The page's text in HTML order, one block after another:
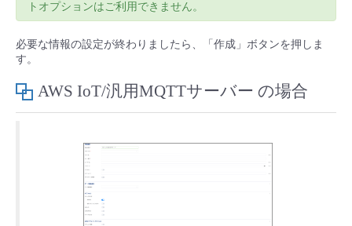
トオプションはご利用できません。
必要な情報の設定が終わりましたら、「作成」ボタンを押しま
す。
AWS IoT/汎用MQTTサーバー の場合